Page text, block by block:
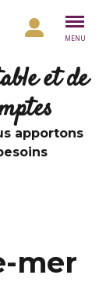
MENU
et de
apportons
mer